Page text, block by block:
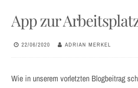
App zur
22/06/2020 ADRIAN MERKEL
Wie in unserem vorletzten Blogbeitrag